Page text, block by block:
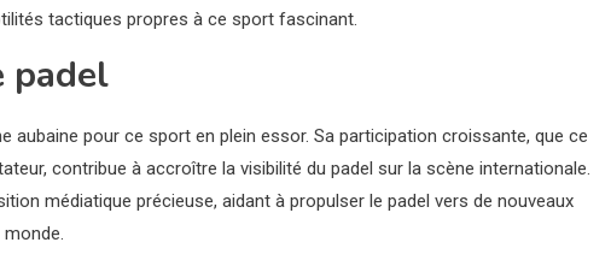
tactiques propres à ce sport fascinant.
padel
aubaine pour ce sport en plein essor. Sa participation croissante, que ce
contribue à accroître la visibilité du padel sur la scène internationale.
médiatique précieuse, aidant à propulser le padel vers de nouveaux